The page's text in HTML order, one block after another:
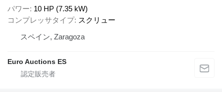
パワー 10 HP (7.35 kW)
コンプレッサタイプ スクリュー
スペイン, Zaragoza
Euro Auctions ES